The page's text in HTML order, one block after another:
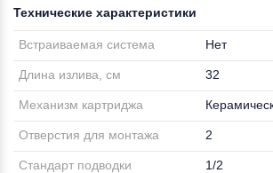
Технические характеристики
Встраиваемая система Нет
Длина излива, см 32
Механизм картриджа
Отверстия для монтажа 2
Стандарт подводки 1/2